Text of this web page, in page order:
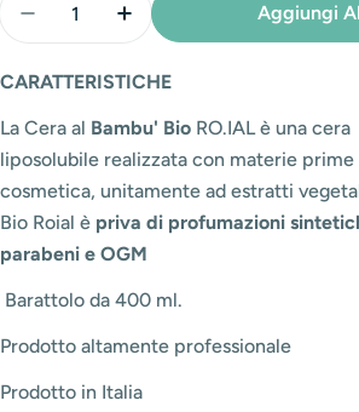
Diminuisci La Quantità Per Cera
Aumenta La Quantità
Aggiungi
CARATTERISTICHE
La Cera al Bambu' Bio RO.IAL è una cera
liposolubile realizzata con materie
cosmetica, unitamente ad estratti
Bio Roial è priva di profumazioni
parabeni e OGM
Barattolo da 400 ml.
Prodotto altamente professionale
Prodotto in Italia